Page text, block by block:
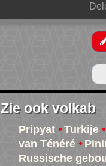
Zie ook volkab
Pripyat Turkije
van Ténéré
Russische